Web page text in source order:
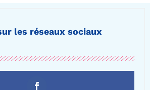
les réseaux sociaux